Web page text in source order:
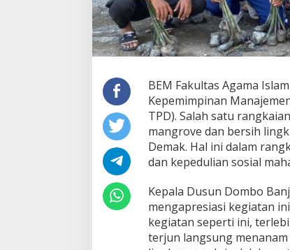
BEM Fakultas Agama
Kepemimpinan
TPD). Salah satu
mangrove dan bersih
Demak. Hal ini dalam
dan kepedulian sosial
Kepala Dusun Dombo
mengapresiasi kegiatan
kegiatan seperti ini,
terjun langsung